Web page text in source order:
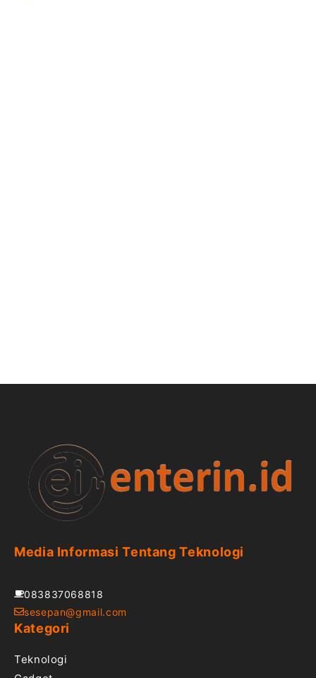
Media Informasi Tentang Teknologi
083837068818
sesepan@gmail.com
Kategori
Teknologi